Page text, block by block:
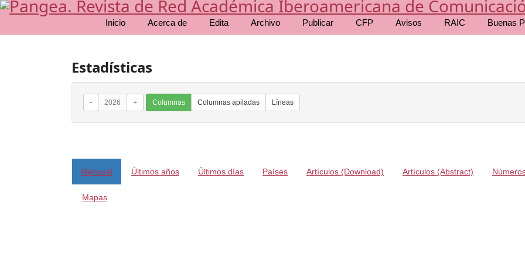
Inicio Acerca de Edita Archivo Publicar CFP Avisos RAIC Buenas
Estadísticas
- 2026 + Columnas Columnas apiladas Líneas
Mensual Últimos años Últimos días Países Artículos (Download) Artículos (Abstract)
Mapas